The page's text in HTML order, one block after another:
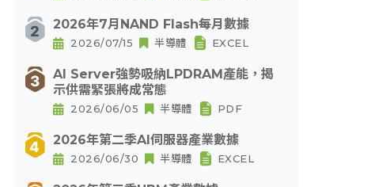
2026年7月NAND Flash每月數據
2026/07/15 半導體 EXCEL
AI Server強勢吸納LPDRAM產能，揭
示供需緊張將成常態
2026/06/05 半導體 PDF
2026年第二季AI伺服器產業數據
2026/06/30 半導體 EXCEL